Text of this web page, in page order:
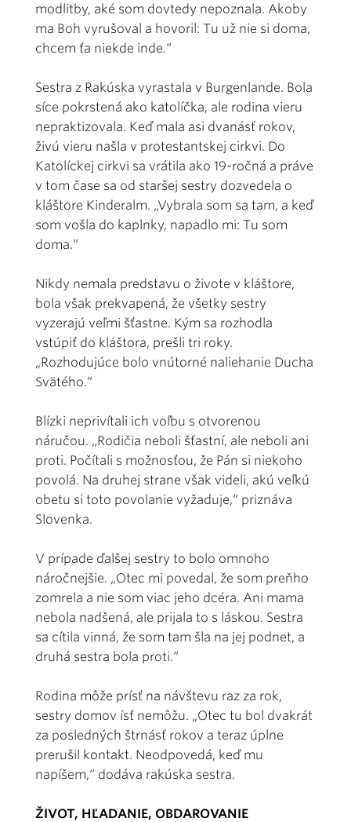
modlitby, aké som dovtedy nepoznala. Akoby
ma Boh vyrušoval a hovoril: Tu už nie si doma,
chcem ťa niekde inde.“
Sestra z Rakúska vyrastala v Burgenlande. Bola
síce pokrstená ako katolíčka, ale rodina vieru
nepraktizovala. Keď mala asi dvanásť rokov,
živú vieru našla v protestantskej cirkvi. Do
Katolíckej cirkvi sa vrátila ako 19-ročná a práve
v tom čase sa od staršej sestry dozvedela o
kláštore Kinderalm. „Vybrala som sa tam, a keď
som vošla do kaplnky, napadlo mi: Tu som
doma.“
Nikdy nemala predstavu o živote v kláštore,
bola však prekvapená, že všetky sestry
vyzerajú veľmi šťastne. Kým sa rozhodla
vstúpiť do kláštora, prešli tri roky.
„Rozhodujúce bolo vnútorné naliehanie Ducha
Svätého.“
Blízki neprivítali ich voľbu s otvorenou
náručou. „Rodičia neboli šťastní, ale neboli ani
proti. Počítali s možnosťou, že Pán si niekoho
povolá. Na druhej strane však videli, akú veľkú
obetu si toto povolanie vyžaduje,“ priznáva
Slovenka.
V prípade ďalšej sestry to bolo omnoho
náročnejšie. „Otec mi povedal, že som preňho
zomrela a nie som viac jeho dcéra. Ani mama
nebola nadšená, ale prijala to s láskou. Sestra
sa cítila vinná, že som tam šla na jej podnet, a
druhá sestra bola proti.“
Rodina môže prísť na návštevu raz za rok,
sestry domov ísť nemôžu. „Otec tu bol dvakrát
za posledných štrnásť rokov a teraz úplne
prerušil kontakt. Neodpovedá, keď mu
napíšem,“ dodáva rakúska sestra.
ŽIVOT, HĽADANIE, OBDAROVANIE